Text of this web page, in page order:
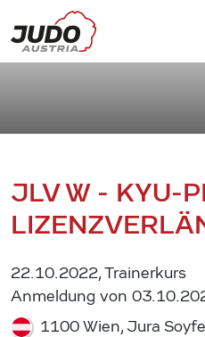
JLV W - KYU-
22.10.2022, Trainerkurs
Anmeldung von
1100 Wien, Jura